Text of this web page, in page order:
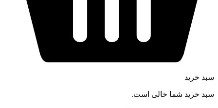
سبد خرید
سبد خرید شما خالی است.